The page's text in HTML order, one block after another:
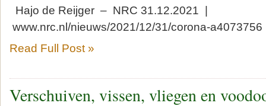
Hajo de Reijger – NRC 31.12.2021 |
www.nrc.nl/nieuws/2021/12/31/
Read Full Post »
Verschuiven, vissen, vliegen en